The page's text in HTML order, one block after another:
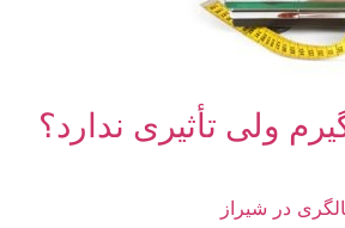
ولی تأثیری ندارد؟